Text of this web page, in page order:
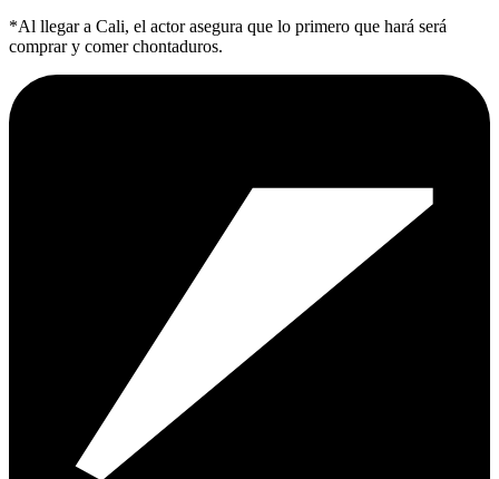
*Al llegar a Cali, el actor asegura que lo primero que hará será
comprar y comer chontaduros.